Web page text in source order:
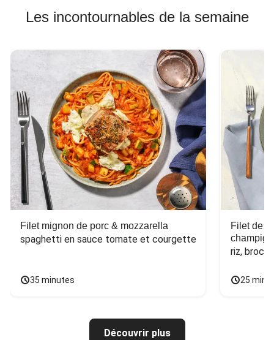
Les incontournables de la semaine
Filet mignon de porc & mozzarella
spaghetti en sauce tomate et courgette
35 minutes
Filet de
riz,
25
Découvrir plus